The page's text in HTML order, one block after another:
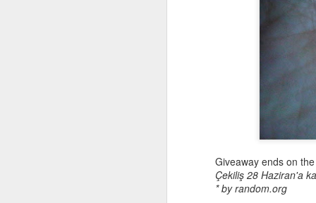
Giveaway ends on
Çekiliş 28 Haziran'a
* by random.org